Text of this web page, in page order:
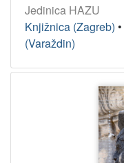
Jedinica HAZU
Knjižnica (Zagreb) •
(Varaždin)